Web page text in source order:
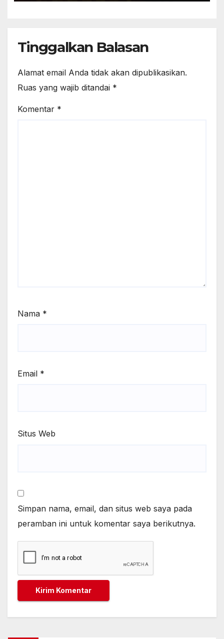
Tinggalkan Balasan
Alamat email Anda tidak akan dipublikasikan.
Ruas yang wajib ditandai *
Komentar *
Nama *
Email *
Situs Web
Simpan nama, email, dan situs web saya pada
peramban ini untuk komentar saya berikutnya.